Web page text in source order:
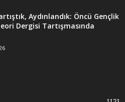
Aydınlandık: Öncü Gençlik
Dergisi Tartışmasında